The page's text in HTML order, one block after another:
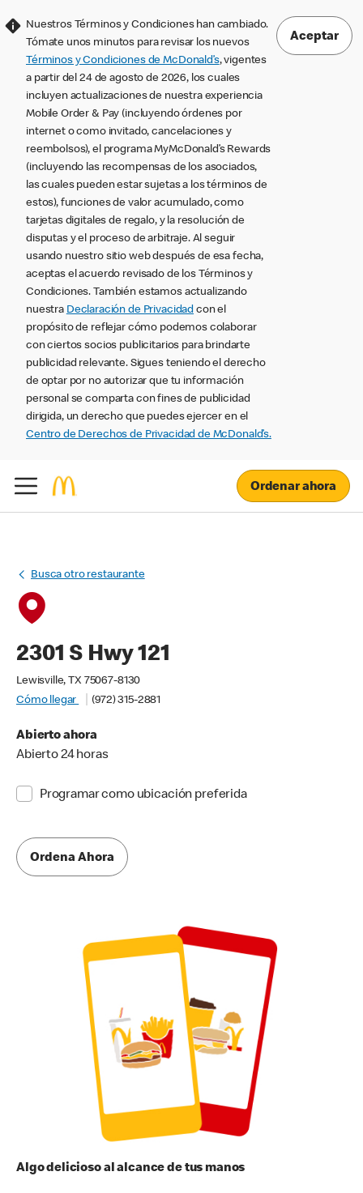
Nuestros Términos y Condiciones han cambiado.
Tómate unos minutos para revisar los nuevos
Términos y Condiciones de McDonald’s, vigentes
a partir del 24 de agosto de 2026, los cuales
incluyen actualizaciones de nuestra experiencia
Mobile Order & Pay (incluyendo órdenes por
internet o como invitado, cancelaciones y
reembolsos), el programa MyMcDonald’s Rewards
(incluyendo las recompensas de los asociados,
las cuales pueden estar sujetas a los términos de
estos), funciones de valor acumulado, como
tarjetas digitales de regalo, y la resolución de
disputas y el proceso de arbitraje. Al seguir
usando nuestro sitio web después de esa fecha,
aceptas el acuerdo revisado de los Términos y
Condiciones. También estamos actualizando
nuestra Declaración de Privacidad con el
propósito de reflejar cómo podemos colaborar
con ciertos socios publicitarios para brindarte
publicidad relevante. Sigues teniendo el derecho
de optar por no autorizar que tu información
personal se comparta con fines de publicidad
dirigida, un derecho que puedes ejercer en el
Centro de Derechos de Privacidad de McDonald’s.
Aceptar
Ordenar ahora
Busca otro restaurante
2301 S Hwy 121
Lewisville, TX 75067-8130
Cómo llegar
(972) 315-2881
Abierto ahora
Abierto 24 horas
Programar como ubicación preferida
Ordena Ahora
Algo delicioso al alcance de tus manos